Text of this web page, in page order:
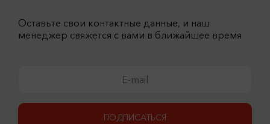
Оставьте свои контактные данные, и наш
менеджер свяжется с вами в ближайшее время
ПОДПИСАТЬСЯ